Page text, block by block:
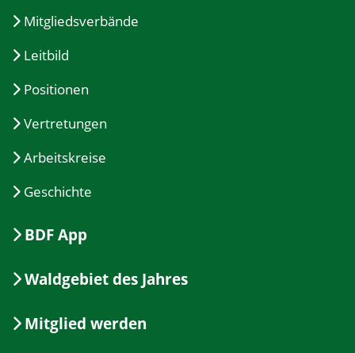
Mitgliedsverbände
Leitbild
Positionen
Vertretungen
Arbeitskreise
Geschichte
BDF App
Waldgebiet des Jahres
Mitglied werden